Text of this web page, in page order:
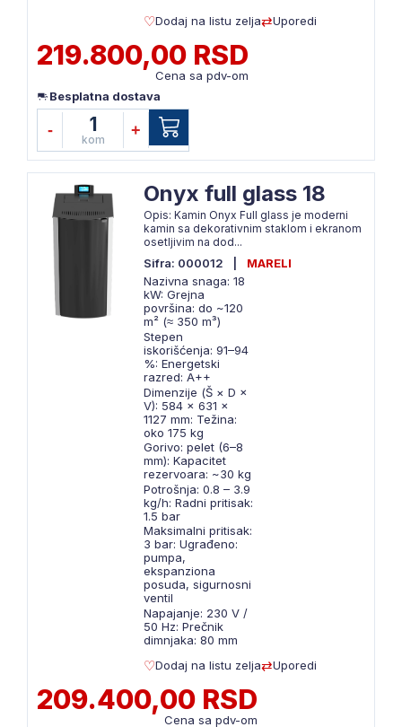
Dodaj na listu zelja
Uporedi
219.800,00 RSD
Cena sa pdv-om
Besplatna dostava
- 1
kom
+
Onyx full glass 18
Opis: Kamin Onyx Full glass je moderni
kamin sa dekorativnim staklom i ekranom
osetljivim na dod...
Sifra: 000012
MARELI
Nazivna snaga: 18
kW: Grejna
površina: do ~120
m² (≈ 350 m³)
Stepen
iskorišćenja: 91–94
%: Energetski
razred: A++
Dimenzije (Š × D ×
V): 584 × 631 ×
1127 mm: Težina:
oko 175 kg
Gorivo: pelet (6–8
mm): Kapacitet
rezervoara: ~30 kg
Potrošnja: 0.8 – 3.9
kg/h: Radni pritisak:
1.5 bar
Maksimalni pritisak:
3 bar: Ugrađeno:
pumpa,
ekspanziona
posuda, sigurnosni
ventil
Napajanje: 230 V /
50 Hz: Prečnik
dimnjaka: 80 mm
Dodaj na listu zelja
Uporedi
209.400,00 RSD
Cena sa pdv-om